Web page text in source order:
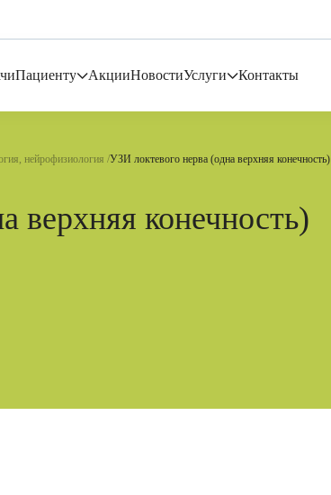
Пациенту АкцииНовостиУслуги Контакты
нейрофизиология УЗИ локтевого нерва (одна верхняя конечность)
верхняя конечность)